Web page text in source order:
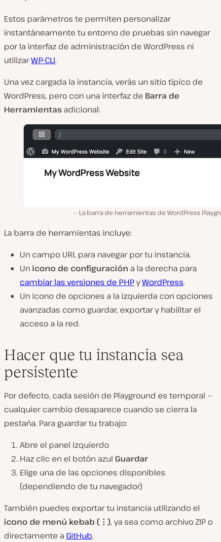
Estos parámetros te permiten personalizar
instantáneamente tu entorno de pruebas sin navegar
por la interfaz de administración de WordPress ni
utilizarWP-CLI.
Una vez cargada la instancia, verás un sitio típico de
WordPress, pero con una interfaz de Barra de
Herramientas adicional:
La barra de herramientas de WordPress
La barra de herramientas incluye:
Un campo URL para navegar por tu instancia.
Un icono de configuración a la derecha para
cambiar las versiones de PHPyWordPress.
Un icono de opciones a la izquierda con opciones
avanzadas como guardar, exportar y habilitar el
acceso a la red.
Hacer que tu instancia sea
persistente
Por defecto, cada sesión de Playground es temporal —
cualquier cambio desaparece cuando se cierra la
pestaña. Para guardar tu trabajo:
Abre el panel izquierdo
Haz clic en el botón azul Guardar
Elige una de las opciones disponibles
(dependiendo de tu navegador)
También puedes exportar tu instancia utilizando el
icono de menú kebab (⋮), ya sea como archivo ZIP o
directamente a GitHub.